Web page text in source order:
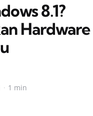
8.1?
Hardware
1 min